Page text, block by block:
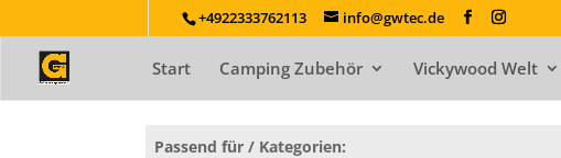
+4922333762113 info@gwtec.de
Start Camping Zubehör Vickywood Welt
Passend für / Kategorien: